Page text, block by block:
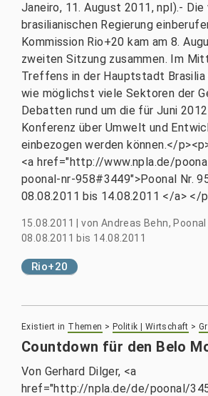
Janeiro, 11. August 2011, npl).- Die
brasilianischen Regierung
Kommission Rio+20 kam am 8.
zweiten Sitzung zusammen. Im
Treffens in der Hauptstadt Brasilia
wie möglichst viele Sektoren der
Debatten rund um die für Juni
Konferenz über Umwelt und
einbezogen werden können.</
<a href="http://www.npla.de/
poonal-nr-958#3449">Poonal Nr.
08.08.2011 bis 14.08.2011 </a> </
15.08.2011 |von Andreas Behn, Poonal
08.08.2011 bis 14.08.2011
Rio+20
Existiert in Themen > Politik | Wirtschaft >
Countdown für den Belo
Von Gerhard Dilger, <a
href="http://npla.de/de/poonal/